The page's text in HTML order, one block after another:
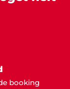
booking